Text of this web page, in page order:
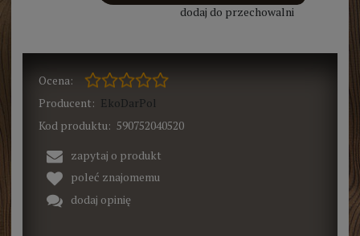
dodaj do przechowalni
Ocena:
Producent: EkoDarPol
Kod produktu: 590752040520
zapytaj o produkt
poleć znajomemu
dodaj opinię